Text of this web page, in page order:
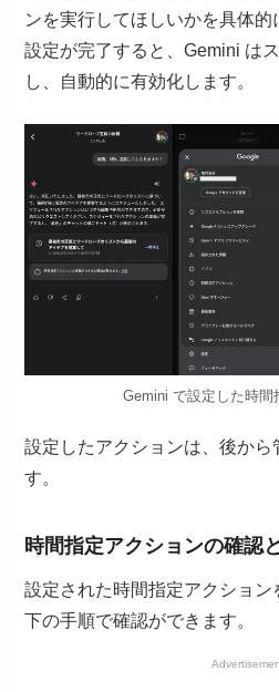
ンを実行してほしいかを具体的
設定が完了すると、Gemini は
し、自動的に有効化します。
Gemini で設定した時間
設定したアクションは、後か
す。
時間指定アクションの確認
設定された時間指定アクション
下の手順で確認ができます。